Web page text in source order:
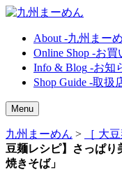
About -九州まー
Online Shop -お買
Info & Blog -お知
Shop Guide -取扱
Menu
九州まーめん > ［ 大
豆麺レシピ】さっぱ
焼きそば」